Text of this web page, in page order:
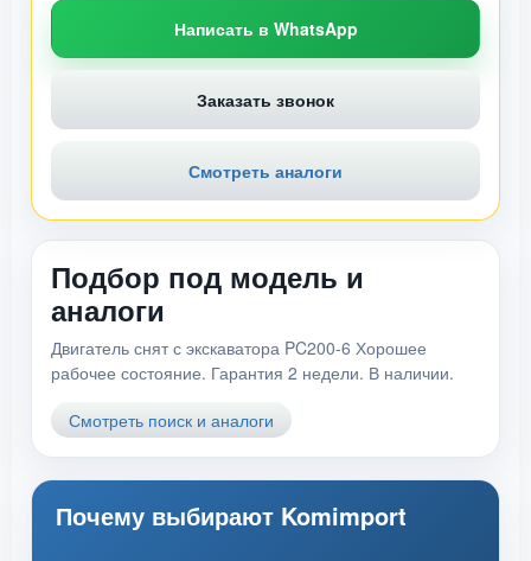
Написать в WhatsApp
Заказать звонок
Смотреть аналоги
Подбор под модель и
аналоги
Двигатель снят с экскаватора PC200-6 Хорошее
рабочее состояние. Гарантия 2 недели. В наличии.
Смотреть поиск и аналоги
Почему выбирают Komimport